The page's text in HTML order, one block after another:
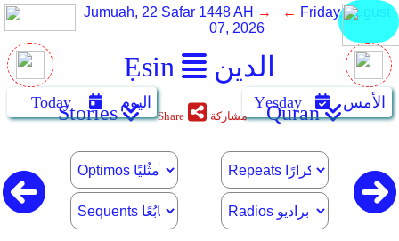
Ẹsin الدين
Jumuah, 22 Safar 1448 AH → ← Friday, August
07, 2026
Today اليوم Yẹsday الأمس Stories Share مشاركة Quran